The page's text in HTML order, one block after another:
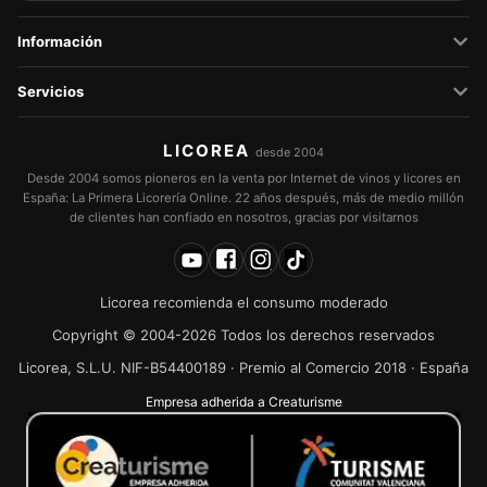
Información
Servicios
LICOREA desde 2004
Desde 2004 somos pioneros en la venta por Internet de vinos y licores en
España: La Primera Licorería Online. 22 años después, más de medio millón
de clientes han confiado en nosotros, gracias por visitarnos
Licorea recomienda el consumo moderado
Copyright © 2004-2026 Todos los derechos reservados
Licorea, S.L.U. NIF-B54400189 · Premio al Comercio 2018 · España
Empresa adherida a Creaturisme